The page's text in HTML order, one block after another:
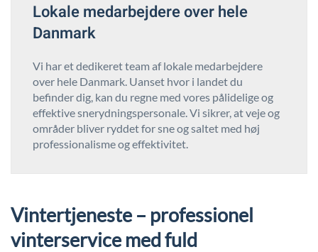
Lokale medarbejdere over hele
Danmark
Vi har et dedikeret team af lokale medarbejdere
over hele Danmark. Uanset hvor i landet du
befinder dig, kan du regne med vores pålidelige og
effektive snerydningspersonale. Vi sikrer, at veje og
områder bliver ryddet for sne og saltet med høj
professionalisme og effektivitet.
Vintertjeneste – professionel
vinterservice med fuld